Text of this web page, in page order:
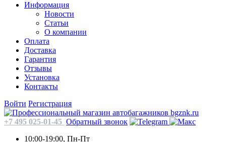
Информация
Новости
Статьи
О компании
Оплата
Доставка
Гарантия
Отзывы
Установка
Контакты
Войти Регистрация
+7 495 025-01-45 Обратный звонок
10:00-19:00, Пн-Пт